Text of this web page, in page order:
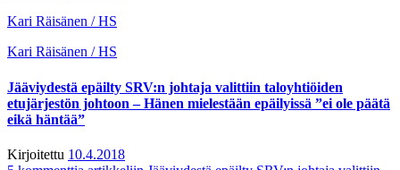
Kari Räisänen / HS
Kari Räisänen / HS
Jääviydestä epäilty SRV:n johtaja valittiin taloyhtiöiden
etujärjestön johtoon – Hänen mielestään epäilyissä ”ei ole päätä
eikä häntää”
Kirjoitettu 10.4.2018